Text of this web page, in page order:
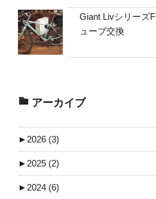
Giant Livシリーズ
ューブ交換
アーカイブ
► 2026 (3)
► 2025 (2)
► 2024 (6)